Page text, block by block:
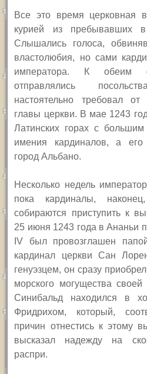
Все это время церковная
курией из пребывавших
Слышались голоса,
властолюбия, но сами
императора. К обеим
отправлялись
настоятельно требовал от
главы церкви. В мае 1243
Латинских горах с
имения кардиналов, а
город Альбано.
Несколько недель
пока кардиналы,
собираются приступить к
25 июня 1243 года в Ананьи
IV был провозглашен
кардинал церкви Сан
генуэзцем, он сразу
морского могущества
Синибальд находился в
Фридрихом, который,
причин отнестись к этому
высказал надежду на
распри.